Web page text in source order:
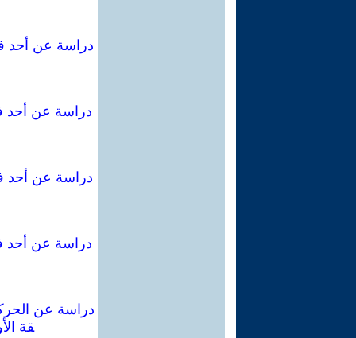
دراسة عن أحد
دراسة عن أحد
دراسة عن أحد
دراسة عن أحد
دراسة عن
قة